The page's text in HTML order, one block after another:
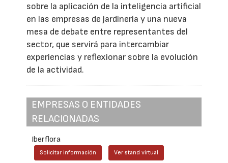
sobre la aplicación de la inteligencia artificial
en las empresas de jardinería y una nueva
mesa de debate entre representantes del
sector, que servirá para intercambiar
experiencias y reflexionar sobre la evolución
de la actividad.
EMPRESAS O ENTIDADES
RELACIONADAS
Iberflora
Solicitar información Ver stand virtual